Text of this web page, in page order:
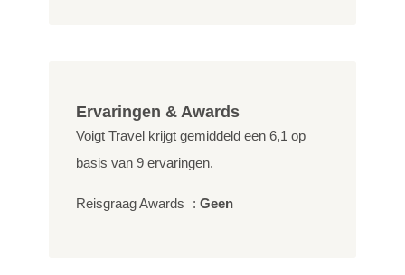
Ervaringen & Awards
Voigt Travel krijgt gemiddeld een 6,1 op
basis van 9 ervaringen.
Reisgraag Awards : Geen